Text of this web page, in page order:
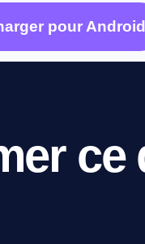
pour Android
ce